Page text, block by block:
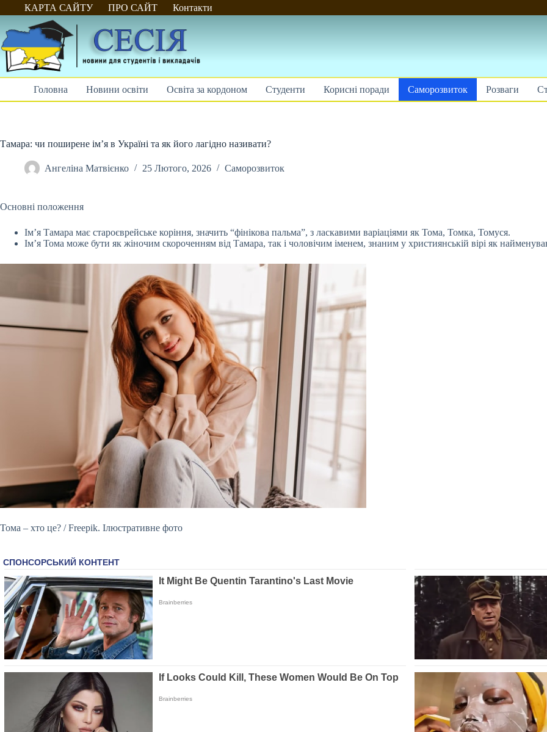
Перейти
до
КАРТА САЙТУ ПРО САЙТ Контакти
Головна Новини освіти Освіта за кордоном Студенти Корисні поради Саморозвиток Розваги
Тамара: чи поширене ім’я в Україні та як його лагідно називати?
Ангеліна Матвієнко 25 Лютого, 2026 Саморозвиток
Основні положення
Ім’я Тамара має староєврейське коріння, значить “фінікова пальма”, з ласкавими варіаціями як Тома, Томка, Томуся.
Ім’я Тома може бути як жіночим скороченням від Тамара, так і чоловічим іменем, знаним у християнській вірі як
Тома – хто це? / Freepik. Ілюстративне фото